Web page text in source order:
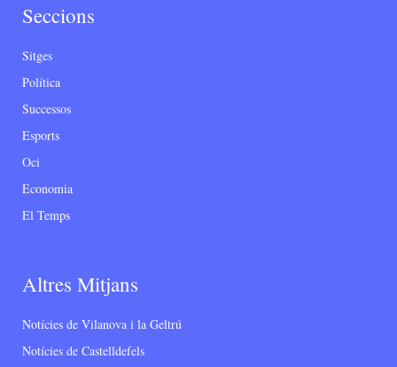
Seccions
Sitges
Política
Successos
Esports
Oci
Economia
El Temps
Altres Mitjans
Notícies de Vilanova i la Geltrú
Notícies de Castelldefels